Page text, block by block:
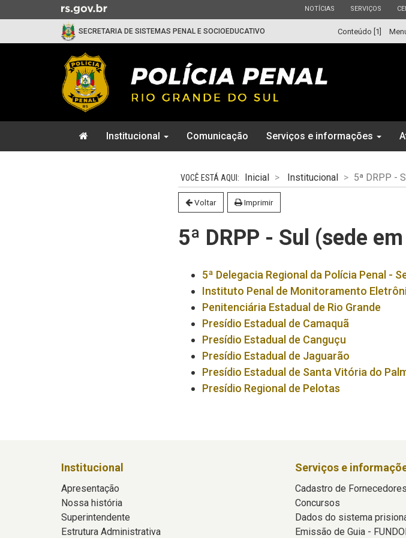
para
Ir
a
ESTADO
NOTÍCIAS ESTADO
SERVIÇOS
SECRETARIA DE SISTEMAS PENAL E SOCIOEDUCATIVO Conteúdo [1]
Institucional Comunicação Serviços e informações
Inicial Institucional 5ª DRPP -
Voltar Imprimir
5ª DRPP - Sul (sede
5ª Delegacia Regional da Polícia Penal -
Instituto Penal de Monitoramento
Penitenciária Estadual de Rio Grande
Presídio Estadual de Camaquã
Presídio Estadual de Canguçu
Presídio Estadual de Jaguarão
Presídio Estadual de Santa Vitória do
Presídio Regional de Pelotas
Institucional
Apresentação
Nossa história
Superintendente
Estrutura Administrativa
Serviços e
Cadastro de Fornecedores
Concursos
Dados do sistema
Emissão de Guia -